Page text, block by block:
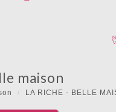
maison
LA RICHE - BELLE